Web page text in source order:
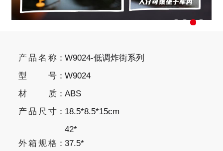
产品名称
W9024-低调炸街系列
型号
W9024
材质
ABS
产品尺寸
18.5*8.5*15cm
外箱规格
42*
37.5*